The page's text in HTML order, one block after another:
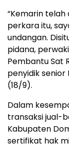
“Kemarin
perkara itu,
undangan.
pidana,
Pembantu Sat
penyidik senior
(18/9).
Dalam
transaksi jual-
Kabupaten
sertifikat hak